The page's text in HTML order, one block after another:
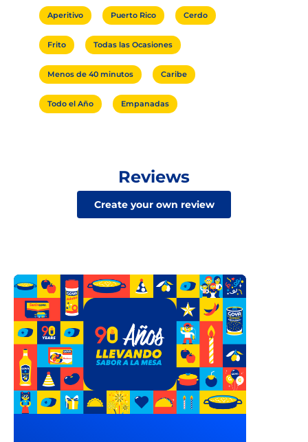
Aperitivo Puerto Rico Cerdo
Frito Todas las Ocasiones
Menos de 40 minutos Caribe
Todo el Año Empanadas
Reviews
Create your own review